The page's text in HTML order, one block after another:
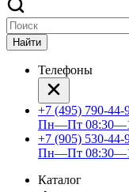
Найти
Телефоны
+7 (495) 790-44-
Пн—Пт
+7 (905) 530-44-
Пн—Пт
Каталог